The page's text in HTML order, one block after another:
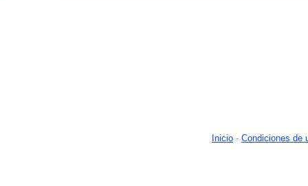
Inicio - Condiciones de